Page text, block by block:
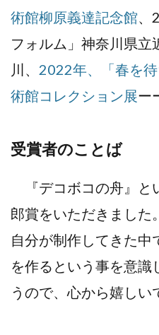
術館柳原義達記念館、
フォルム」神奈川県立
川、 2022年、「春を
術館コレクション展ー
受賞者のことば
『デコボコの舟』と
郎賞をいただきました
自分が制作してきた中
を作るという事を意識
うので、心から嬉しい